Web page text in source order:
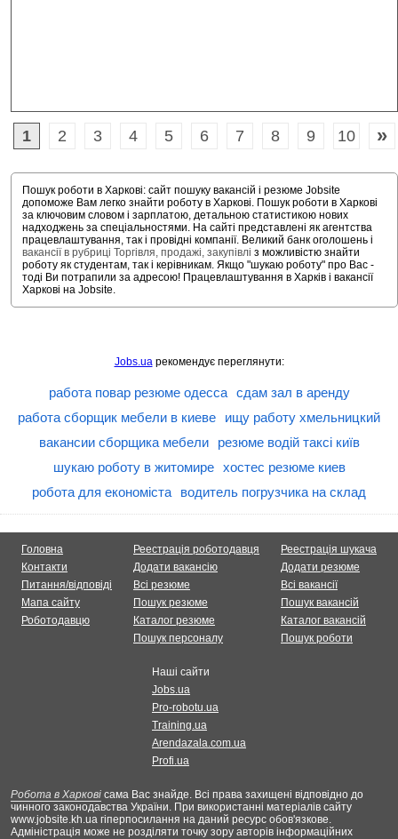
1 2 3 4 5 6 7 8 9 10 »
Пошук роботи в Харкові: сайт пошуку вакансій і резюме Jobsite
допоможе Вам легко знайти роботу в Харкові. Пошук роботи в Харкові
за ключовим словом і зарплатою, детальною статистикою нових
надходжень за спеціальностями. На сайті представлені як агентства
працевлаштування, так і провідні компанії. Великий банк оголошень і
вакансії в рубриці Торгівля, продажі, закупівлі з можливістю знайти
роботу як студентам, так і керівникам. Якщо "шукаю роботу" про Вас -
тоді Ви потрапили за адресою! Працевлаштування в Харків і вакансії
Харкові на Jobsite.
Jobs.uaрекомендує переглянути:
работа повар резюме одесса
сдам зал в аренду
работа сборщик мебели в киеве
ищу работу хмельницкий
вакансии сборщика мебели
резюме водій таксі київ
шукаю роботу в житомире
хостес резюме киев
робота для економіста
водитель погрузчика на склад
Головна
Контакти
Питання/відповіді
Мапа сайту
Роботодавцю
Реестрація роботодавця
Додати вакансію
Всі резюме
Пошук резюме
Каталог резюме
Пошук персоналу
Реестрація шукача
Додати резюме
Всі вакансії
Пошук вакансій
Каталог вакансій
Пошук роботи
Наші сайти
Jobs.ua
Pro-robotu.ua
Training.ua
Arendazala.com.ua
Profi.ua
Робота в Харкові сама Вас знайде. Всі права захищені відповідно до
чинного законодавства України. При використанні матеріалів сайту
www.jobsite.kh.ua гіперпосилання на даний ресурс обов'язкове.
Адміністрація може не розділяти точку зору авторів інформаційних